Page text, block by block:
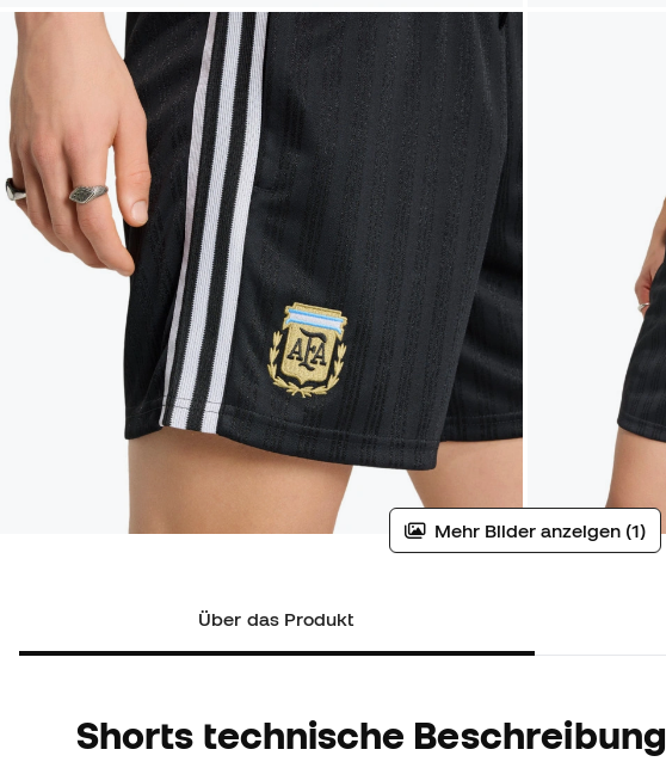
Mehr Bilder anzeigen (1)
Über das Produkt
Shorts technische Beschreibung